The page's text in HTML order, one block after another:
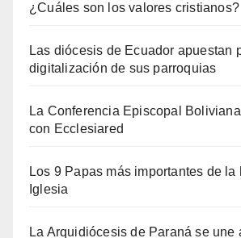
¿Cuáles son los valores cristianos?
Las diócesis de Ecuador apuestan
digitalización de sus parroquias
La Conferencia Episcopal
con Ecclesiared
Los 9 Papas más importantes de la
Iglesia
La Arquidiócesis de Paraná se une